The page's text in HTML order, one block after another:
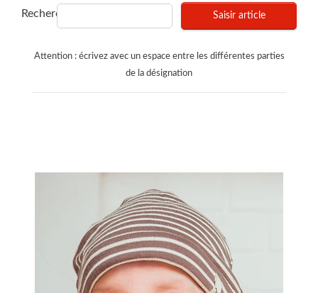
Recherches Saisir article
Attention : écrivez avec un espace entre les différentes parties
de la désignation